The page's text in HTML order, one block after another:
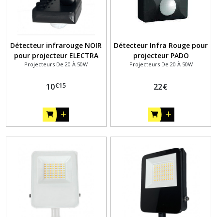
Détecteur infrarouge NOIR
pour projecteur ELECTRA
SHARK
Projecteurs De 20 À 50W
10€15
Détecteur Infra Rouge pour
projecteur PADO
Projecteurs De 20 À 50W
22€